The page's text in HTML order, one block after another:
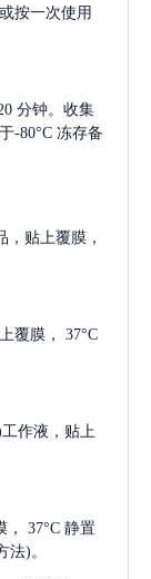
按一次使用
分钟。收集
-80°C 冻存备
，贴上覆膜，
覆膜， 37°C
工作液，贴上
， 37°C 静置
法)。